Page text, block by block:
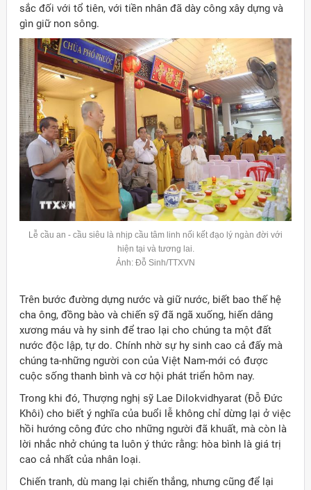
sắc đối với tổ tiên, với tiền nhân đã dày công xây dựng và
gìn giữ non sông.
Lễ cầu an - cầu siêu là nhịp cầu tâm linh nối kết đạo lý ngàn đời với
hiện tại và tương lai.
Ảnh: Đỗ Sinh/TTXVN
Trên bước đường dựng nước và giữ nước, biết bao thế hệ
cha ông, đồng bào và chiến sỹ đã ngã xuống, hiến dâng
xương máu và hy sinh để trao lại cho chúng ta một đất
nước độc lập, tự do. Chính nhờ sự hy sinh cao cả đấy mà
chúng ta-những người con của Việt Nam-mới có được
cuộc sống thanh bình và cơ hội phát triển hôm nay.
Trong khi đó, Thượng nghị sỹ Lae Dilokvidhyarat (Đỗ Đức
Khôi) cho biết ý nghĩa của buổi lễ không chỉ dừng lại ở việc
hồi hướng công đức cho những người đã khuất, mà còn là
lời nhắc nhở chúng ta luôn ý thức rằng: hòa bình là giá trị
cao cả nhất của nhân loại.
Chiến tranh, dù mang lại chiến thắng, nhưng cũng để lại